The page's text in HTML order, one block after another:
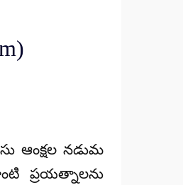
ఆంక్షల నడుమ
ప్రయత్నాలను